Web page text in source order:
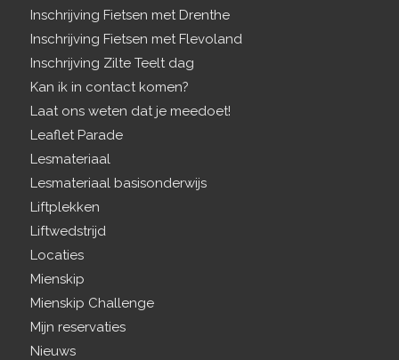
Inschrijving Fietsen met Drenthe
Inschrijving Fietsen met Flevoland
Inschrijving Zilte Teelt dag
Kan ik in contact komen?
Laat ons weten dat je meedoet!
Leaflet Parade
Lesmateriaal
Lesmateriaal basisonderwijs
Liftplekken
Liftwedstrijd
Locaties
Mienskip
Mienskip Challenge
Mijn reservaties
Nieuws